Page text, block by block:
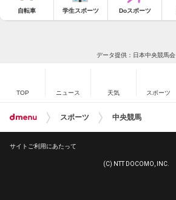
自転車 学生スポーツ Doスポーツ
データ提供：日本中央競馬会
TOP ニュース 天気 スポーツ
スポーツ 中央競馬
サイトご利用にあたって
(C) NTT DOCOMO, INC.